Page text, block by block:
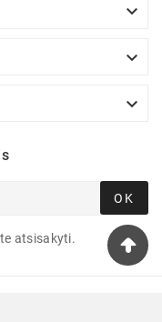



OK
atsisakyti.